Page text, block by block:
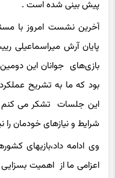
آخرین نشست امروز با
پایان آرش میراسماعیلی
بازی‌های جوانان این
بود که ما به تشریح
این جلسات تشکر می کنم
شرایط و نیازهای خودمان
وی ادامه داد،بازیهای
اعزامی ما از اهمیت
ویژه ای دارد و باید با